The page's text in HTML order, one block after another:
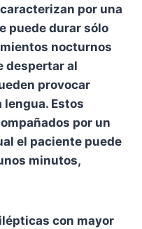
por una
puede durar sólo
nocturnos
despertar al
provocar
lengua. Estos
por un
el paciente puede
minutos,
con mayor